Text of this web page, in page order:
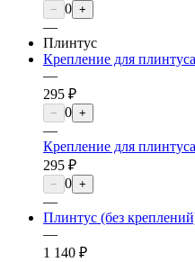
− 0 +
—
Плинтус
Крепление для
—
295 ₽
− 0 +
—
Крепление для
295 ₽
− 0 +
—
Плинтус (без
—
1 140 ₽